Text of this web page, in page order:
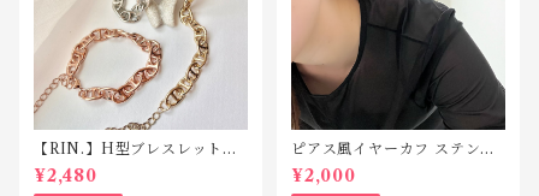
【RIN.】H型ブレスレット
TB013
¥2,480
ピアス風イヤーカフ ステンレ
ス SP212
¥2,000